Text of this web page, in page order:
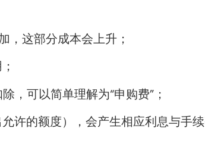
，这部分成本会上升；
，可以简单理解为“申购费”；
许的额度），会产生相应利息与手续